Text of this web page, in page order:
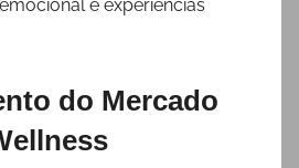
e experiências
do Mercado